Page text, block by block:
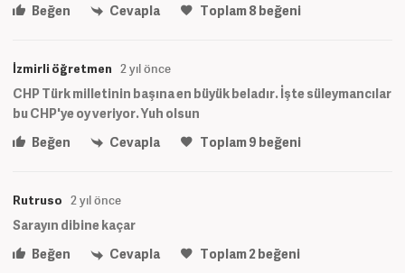
Beğen
Cevapla Toplam8beğeni
İzmirli öğretmen 2 yıl önce
CHP Türk milletinin başına en büyük beladır. İşte süleymancılar
bu CHP'ye oy veriyor. Yuh olsun
Beğen
Cevapla Toplam9 beğeni
Rutruso 2 yıl önce
Sarayın dibine kaçar
Beğen
Cevapla Toplam2beğeni